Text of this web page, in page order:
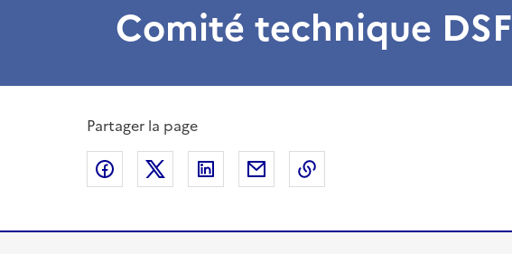
Comité technique DSF
Partager la page
Partager sur Facebook
Partager sur XPartager sur LinkedIn
Partager par email